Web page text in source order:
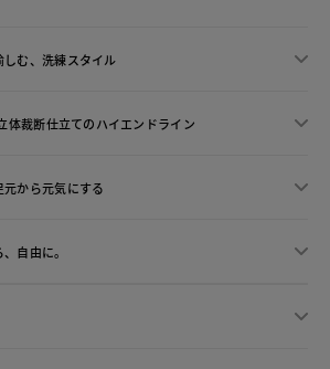
しむ、洗練スタイル
体裁断仕立てのハイエンドライン
元から元気にする
自由に。